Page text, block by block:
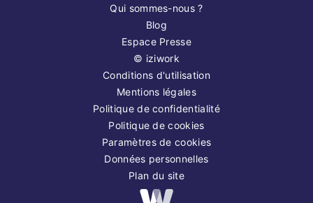
Qui sommes-nous ?
Blog
Espace Presse
© iziwork
Conditions d'utilisation
Mentions légales
Politique de confidentialité
Politique de cookies
Paramètres de cookies
Données personnelles
Plan du site